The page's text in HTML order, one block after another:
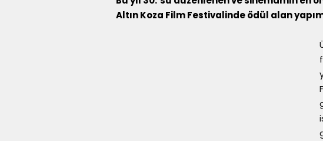
Altın Koza Film Festivalinde ödül alan